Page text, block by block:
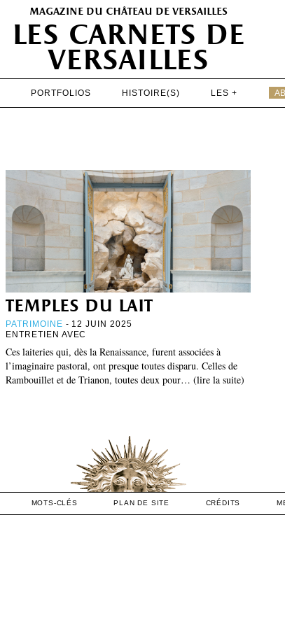
magazine du château de versailles
les carnets de
versailles
PORTFOLIOS HISTOIRE(S) LES +
SPECTACLES
PORTFOLIOS
HISTOIRE(S)
LES +
ABONNEMENT GRATUIT AU MAGAZINE
temples du lait
PATRIMOINE - 12 JUIN 2025
ENTRETIEN AVEC
Ces laiteries qui, dès la Renaissance, furent associées à
l’imaginaire pastoral, ont presque toutes disparu. Celles de
Rambouillet et de Trianon, toutes deux pour… (lire la suite)
MOTS-CLÉS PLAN DE SITE CRÉDITS